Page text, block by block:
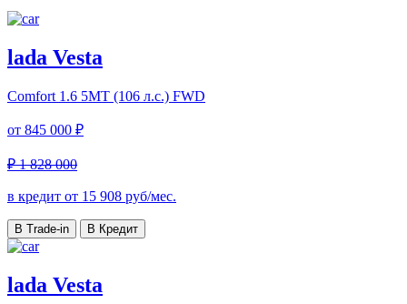
lada Vesta
Comfort 1.6 5MT (106 л.с.) FWD
от 845 000 ₽
₽ 1 828 000
в кредит от 15 908 руб/мес.
В Trade-in В Кредит
lada Vesta